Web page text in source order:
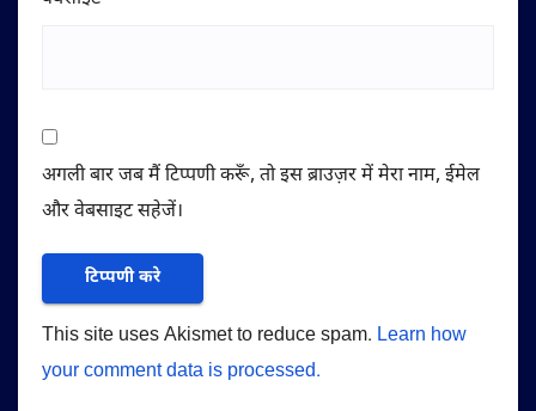
अगली बार जब मैं टिप्पणी करूँ, तो इस ब्राउज़र में मेरा नाम, ईमेल
और वेबसाइट सहेजें।
This site uses Akismet to reduce spam. Learn how
your comment data is processed.